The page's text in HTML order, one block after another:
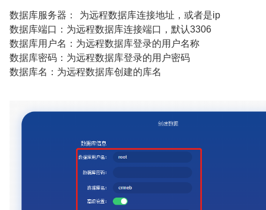
数据库服务器： 为远程数据库连接地址，或者是ip
数据库端口：为远程数据库连接端口，默认3306
数据库用户名：为远程数据库登录的用户名称
数据库密码：为远程数据库登录的用户密码
数据库名：为远程数据库创建的库名